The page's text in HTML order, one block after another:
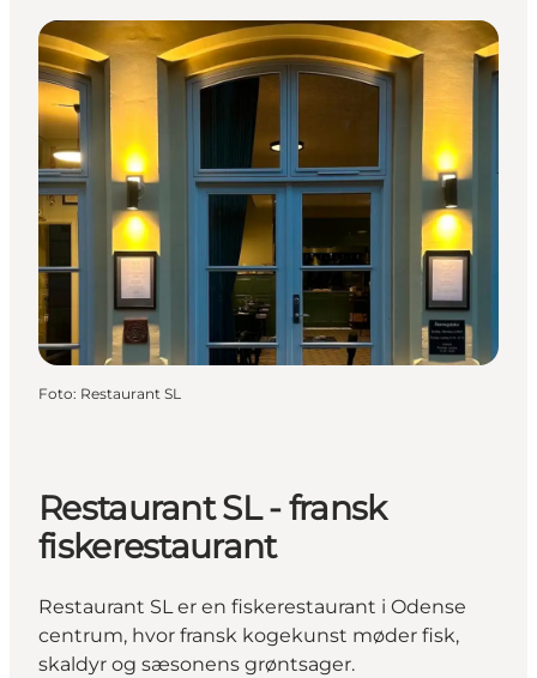
Foto: Restaurant SL
Restaurant SL - fransk
fiskerestaurant
Restaurant SL er en fiskerestaurant i Odense
centrum, hvor fransk kogekunst møder fisk,
skaldyr og sæsonens grøntsager.